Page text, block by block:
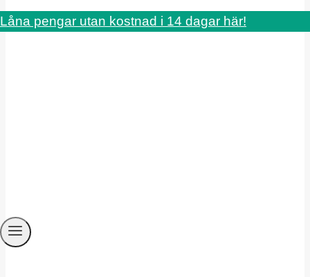
Låna pengar utan kostnad i 14 dagar här!